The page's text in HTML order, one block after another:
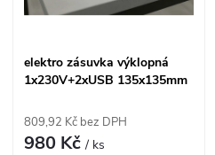
p
selektro zásuvka výklopná
1x230V+2xUSB 135x135mm
809,92 Kč bez DPH
980 Kč/ ks